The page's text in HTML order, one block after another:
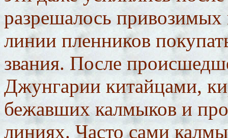
разрешалось
линии пленников
звания. После
Джунгарии китайцами,
бежавших калмыков и
линиях. Часто сами